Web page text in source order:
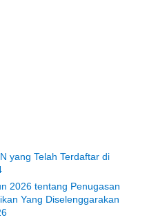
yang Telah Terdaftar di
2026 tentang Penugasan
Yang Diselenggarakan